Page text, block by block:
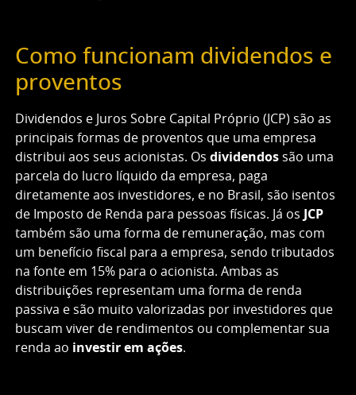
Como funcionam dividendos e
proventos
Dividendos e Juros Sobre Capital Próprio (JCP) são as
principais formas de proventos que uma empresa
distribui aos seus acionistas. Os dividendos são uma
parcela do lucro líquido da empresa, paga
diretamente aos investidores, e no Brasil, são isentos
de Imposto de Renda para pessoas físicas. Já os
JCP
também são uma forma de remuneração, mas com
um benefício fiscal para a empresa, sendo tributados
na fonte em 15% para o acionista. Ambas as
distribuições representam uma forma de renda
passiva e são muito valorizadas por investidores que
buscam viver de rendimentos ou complementar sua
renda ao investir em ações.